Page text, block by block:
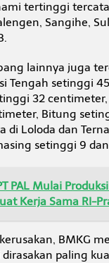
tertinggi
Sangihe,
lainnya juga
Tengah setinggi
32 centimeter,
Bitung
di Loloda dan
setinggi 9
PAL Mulai
Kerja Sama RI-
BMKG
paling